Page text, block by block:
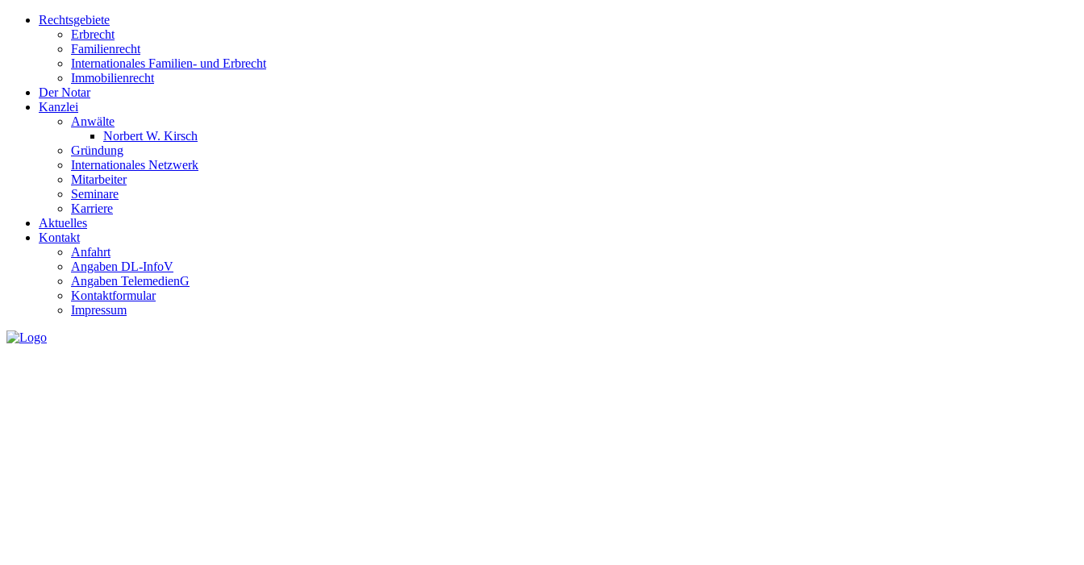
Rechtsgebiete
Erbrecht
Familienrecht
Internationales Familien- und Erbrecht
Immobilienrecht
Der Notar
Kanzlei
Anwälte
Norbert W. Kirsch
Gründung
Internationales Netzwerk
Mitarbeiter
Seminare
Karriere
Aktuelles
Kontakt
Anfahrt
Angaben DL-InfoV
Angaben TelemedienG
Kontaktformular
Impressum